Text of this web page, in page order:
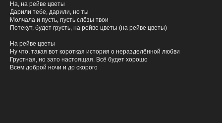
На, на рейве цветы
Дарили тебе, дарили, но ты
Молчала и пусть, пусть слёзы твои
Потекут, будет грусть, на рейве цветы (на рейве цветы)
На рейве цветы
Ну что, такая вот короткая история о неразделённой любви
Грустная, но зато настоящая. Всё будет хорошо
Всем доброй ночи и до скорого
Пришлите ссылку на карточку исполнителя в